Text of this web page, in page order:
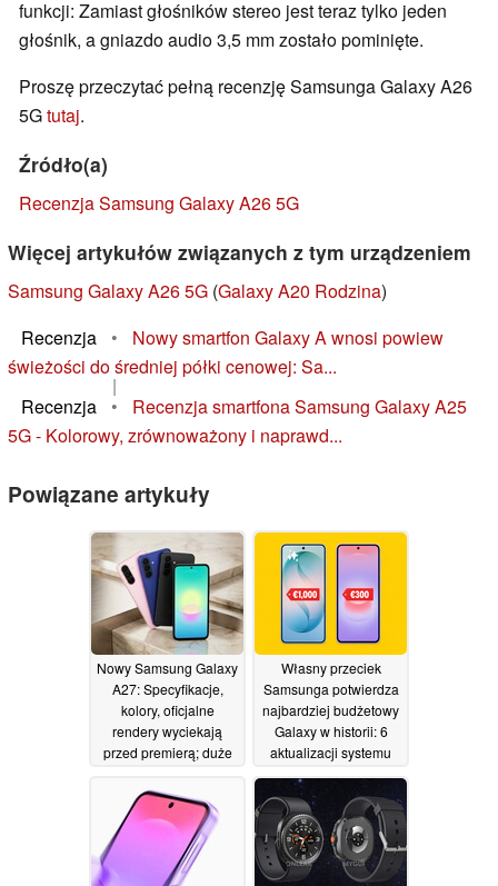
funkcji: Zamiast głośników stereo jest teraz tylko jeden
głośnik, a gniazdo audio 3,5 mm zostało pominięte.
Proszę przeczytać pełną recenzję Samsunga Galaxy A26
5Gtutaj.
Źródło(a)
Recenzja Samsung Galaxy A26 5G
Więcej artykułów związanych z tym urządzeniem
Samsung Galaxy A26 5G (Galaxy A20 Rodzina)
Recenzja
•
Nowy smartfon Galaxy A wnosi powiew
świeżości do średniej półki cenowej: Sa...
|
Recenzja
•
Recenzja smartfona Samsung Galaxy A25
5G - Kolorowy, zrównoważony i naprawd...
Powiązane artykuły
Nowy Samsung Galaxy
A27: Specyfikacje,
kolory, oficjalne
rendery wyciekają
przed premierą; duże
26/05/2026
Własny przeciek
Samsunga potwierdza
najbardziej budżetowy
Galaxy w historii: 6
aktualizacji systemu
Snapdragon,
nowoczesny design
07/05/2026